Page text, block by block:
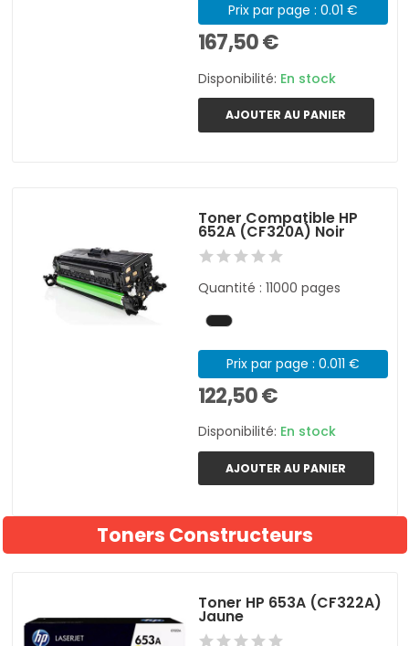
Prix par page : 0.01 €
167,50 €
Disponibilité: En stock
AJOUTER AU PANIER
Toner Compatible HP
652A (CF320A) Noir
Quantité : 11000 pages
Prix par page : 0.011 €
122,50 €
Disponibilité: En stock
AJOUTER AU PANIER
Toners Constructeurs
Toner HP 653A (CF322A)
Jaune